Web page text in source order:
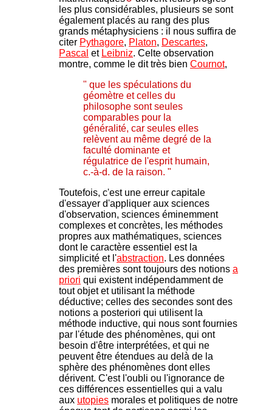
les plus considérables, plusieurs se sont
également placés au rang des plus
grands métaphysiciens : il nous suffira de
citer Pythagore, Platon, Descartes,
Pascal et Leibniz. Celte observation
montre, comme le dit très bien Cournot,
" que les spéculations du
géomètre et celles du
philosophe sont seules
comparables pour la
généralité, car seules elles
relèvent au même degré de la
faculté dominante et
régulatrice de l'esprit humain,
c.-à-d. de la raison. "
Toutefois, c'est une erreur capitale
d'essayer d'appliquer aux sciences
d'observation, sciences éminemment
complexes et concrètes, les méthodes
propres aux mathématiques, sciences
dont le caractère essentiel est la
simplicité et l'abstraction. Les données
des premières sont toujours des notions a
priori qui existent indépendamment de
tout objet et utilisant la méthode
déductive; celles des secondes sont des
notions a posteriori qui utilisent la
méthode inductive, qui nous sont fournies
par l'étude des phénomènes, qui ont
besoin d'être interprétées, et qui ne
peuvent être étendues au delà de la
sphère des phénomènes dont elles
dérivent. C'est l'oubli ou l'ignorance de
ces différences essentielles qui a valu
aux utopies morales et politiques de notre